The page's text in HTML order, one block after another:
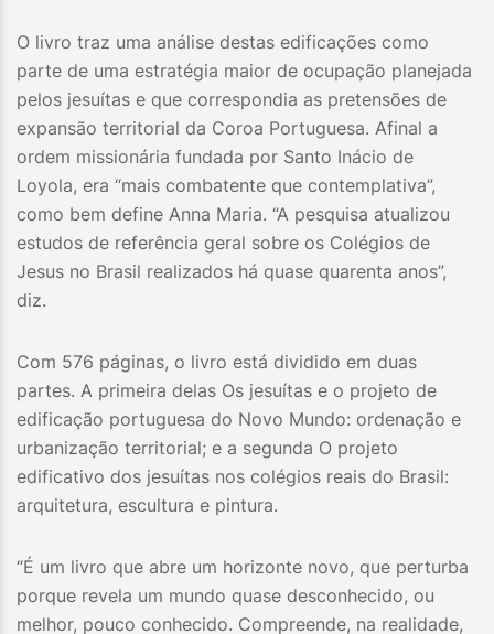
O livro traz uma análise destas edificações como
parte de uma estratégia maior de ocupação planejada
pelos jesuítas e que correspondia as pretensões de
expansão territorial da Coroa Portuguesa. Afinal a
ordem missionária fundada por Santo Inácio de
Loyola, era “mais combatente que contemplativa”,
como bem define Anna Maria. “A pesquisa atualizou
estudos de referência geral sobre os Colégios de
Jesus no Brasil realizados há quase quarenta anos”,
diz.
Com 576 páginas, o livro está dividido em duas
partes. A primeira delas Os jesuítas e o projeto de
edificação portuguesa do Novo Mundo: ordenação e
urbanização territorial; e a segunda O projeto
edificativo dos jesuítas nos colégios reais do Brasil:
arquitetura, escultura e pintura.
“É um livro que abre um horizonte novo, que perturba
porque revela um mundo quase desconhecido, ou
melhor, pouco conhecido. Compreende, na realidade,